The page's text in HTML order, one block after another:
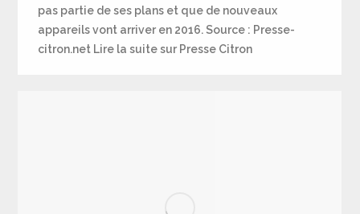
pas partie de ses plans et que de nouveaux
appareils vont arriver en 2016. Source : Presse-
citron.net Lire la suite sur Presse Citron